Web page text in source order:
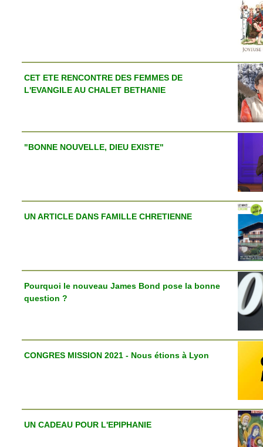
CET ETE RENCONTRE DES FEMMES DE
L'EVANGILE AU CHALET BETHANIE
"BONNE NOUVELLE, DIEU EXISTE"
UN ARTICLE DANS FAMILLE CHRETIENNE
Pourquoi le nouveau James Bond pose la bonne
question ?
CONGRES MISSION 2021 - Nous étions à Lyon
UN CADEAU POUR L'EPIPHANIE